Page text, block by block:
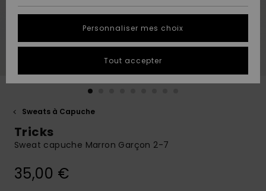
A
Découvrir
A
Découvrir
tailles
conversation
obtenir la
à votre
QUIKSILVER
Sweats à Capuche
Tricks
Sweat capuche Marron Garçon 2-7
35,00 €
Personnaliser mes choix
Tout accepter